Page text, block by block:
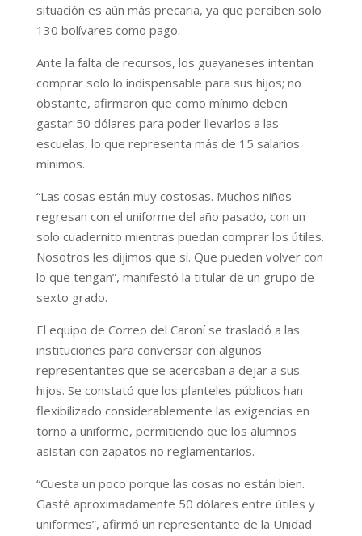
situación es aún más precaria, ya que perciben solo
130 bolívares como pago.
Ante la falta de recursos, los guayaneses intentan
comprar solo lo indispensable para sus hijos; no
obstante, afirmaron que como mínimo deben
gastar 50 dólares para poder llevarlos a las
escuelas, lo que representa más de 15 salarios
mínimos.
“Las cosas están muy costosas. Muchos niños
regresan con el uniforme del año pasado, con un
solo cuadernito mientras puedan comprar los útiles.
Nosotros les dijimos que sí. Que pueden volver con
lo que tengan”, manifestó la titular de un grupo de
sexto grado.
El equipo de Correo del Caroní se trasladó a las
instituciones para conversar con algunos
representantes que se acercaban a dejar a sus
hijos. Se constató que los planteles públicos han
flexibilizado considerablemente las exigencias en
torno a uniforme, permitiendo que los alumnos
asistan con zapatos no reglamentarios.
“Cuesta un poco porque las cosas no están bien.
Gasté aproximadamente 50 dólares entre útiles y
uniformes”, afirmó un representante de la Unidad